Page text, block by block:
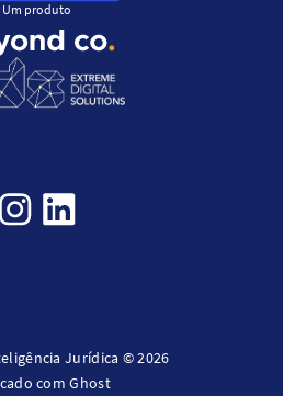
Um produto
Jurídica © 2026
comGhost